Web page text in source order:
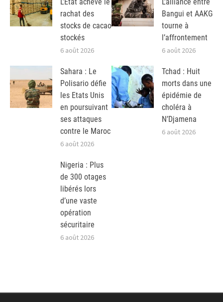
rachat des
stocks de cacao
stockés
6 août 2026
Bangui et AAKG
tourne à
l’affrontement
6 août 2026
Sahara : Le
Polisario défie
les Etats Unis
en poursuivant
ses attaques
contre le Maroc
6 août 2026
Tchad : Huit
morts dans une
épidémie de
choléra à
N’Djamena
6 août 2026
Nigeria : Plus
de 300 otages
libérés lors
d’une vaste
opération
sécuritaire
6 août 2026